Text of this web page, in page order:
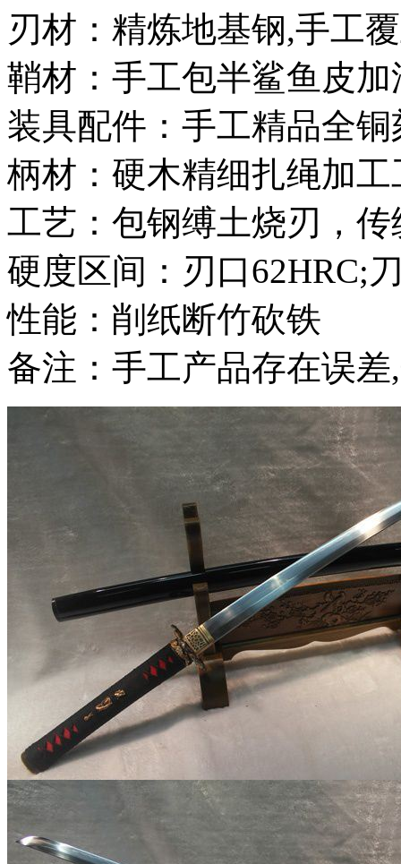
刃材：精炼地基钢,手工
鞘材：手工包半鲨鱼皮
装具配件：手工精品全
柄材：硬木精细扎绳加
工艺：包钢缚土烧刃，
硬度区间：刃口62HRC;
性能：削纸断竹砍铁
备注：手工产品存在误